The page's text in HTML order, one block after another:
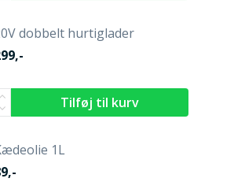
dobbelt hurtiglader
1L